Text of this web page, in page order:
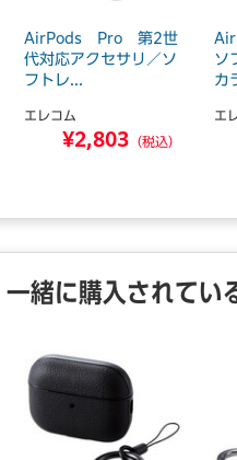
AirPods Pro 第2世
代対応アクセサリ／ソ
フトレ...
エレコム
¥2,803 （税込）
ソ
カ
エ
緒に購入されてい